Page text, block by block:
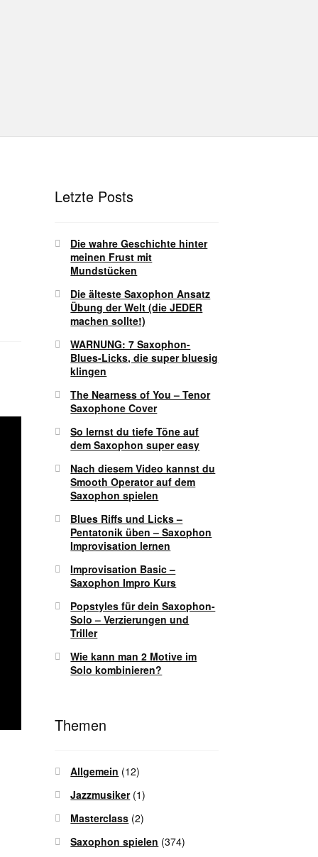
Unterrichtsbedingungen (AGBs)
Letzte Posts
Die wahre Geschichte hinter
meinen Frust mit
Mundstücken
Die älteste Saxophon Ansatz
Übung der Welt (die JEDER
machen sollte!)
WARNUNG: 7 Saxophon-
Blues-Licks, die super bluesig
klingen
The Nearness of You – Tenor
Saxophone Cover
So lernst du tiefe Töne auf
dem Saxophon super easy
Nach diesem Video kannst du
Smooth Operator auf dem
Saxophon spielen
Blues Riffs und Licks –
Pentatonik üben – Saxophon
Improvisation lernen
Improvisation Basic –
Saxophon Impro Kurs
Popstyles für dein Saxophon-
Solo – Verzierungen und
Triller
Wie kann man 2 Motive im
Solo kombinieren?
Themen
Allgemein (12)
Jazzmusiker(1)
Masterclass (2)
Saxophon spielen (374)